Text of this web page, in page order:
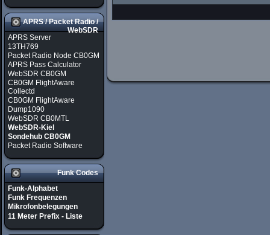
APRS / Packet Radio /
WebSDR
APRS Server
13TH769
Packet Radio Node CB0GM
APRS Pass Calculator
WebSDR CB0GM
CB0GM FlightAware
Collectd
CB0GM FlightAware
Dump1090
WebSDR CB0MTL
WebSDR-Kiel
Sondehub CB0GM
Packet Radio Software
Funk Codes
Funk-Alphabet
Funk Frequenzen
Mikrofonbelegungen
11 Meter Prefix - Liste